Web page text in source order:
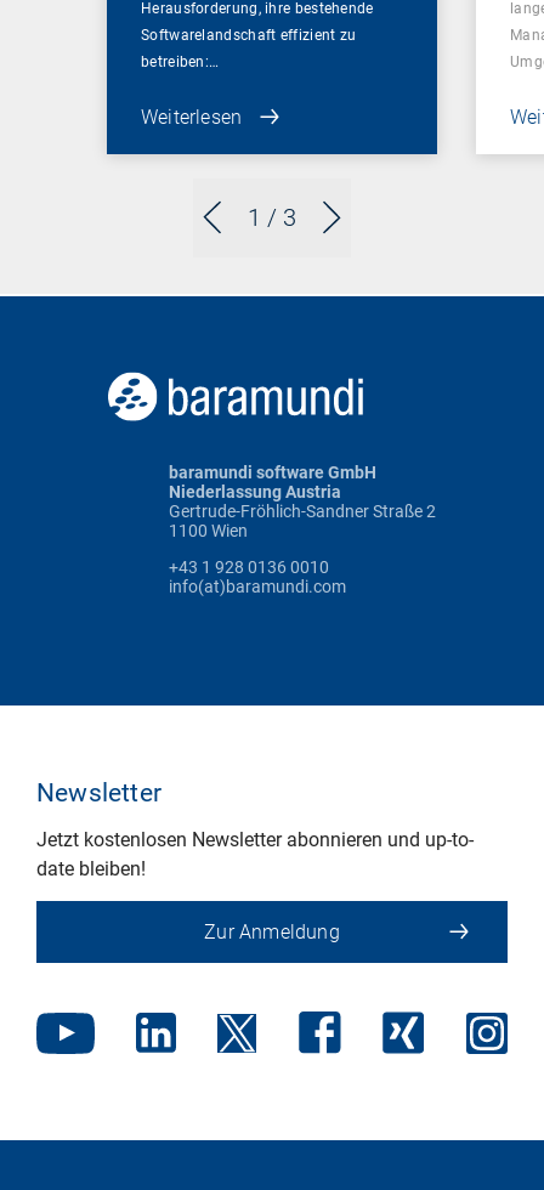
1 / 3
Herausforderung, ihre bestehende
Softwarelandschaft effizient zu
betreiben:…
Weiterlesen
baramundi software GmbH
Niederlassung Austria
Gertrude-Fröhlich-Sandner Straße 2
1100 Wien
+43 1 928 0136 0010
info(at)baramundi.com
Newsletter
Jetzt kostenlosen Newsletter abonnieren und up-to-
date bleiben!
Zur Anmeldung